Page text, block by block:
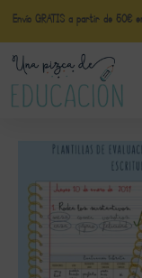
Envío GRATIS a partir de 50€